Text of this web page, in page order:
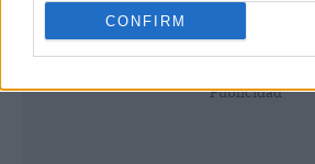
CONFIRM
Publicidad